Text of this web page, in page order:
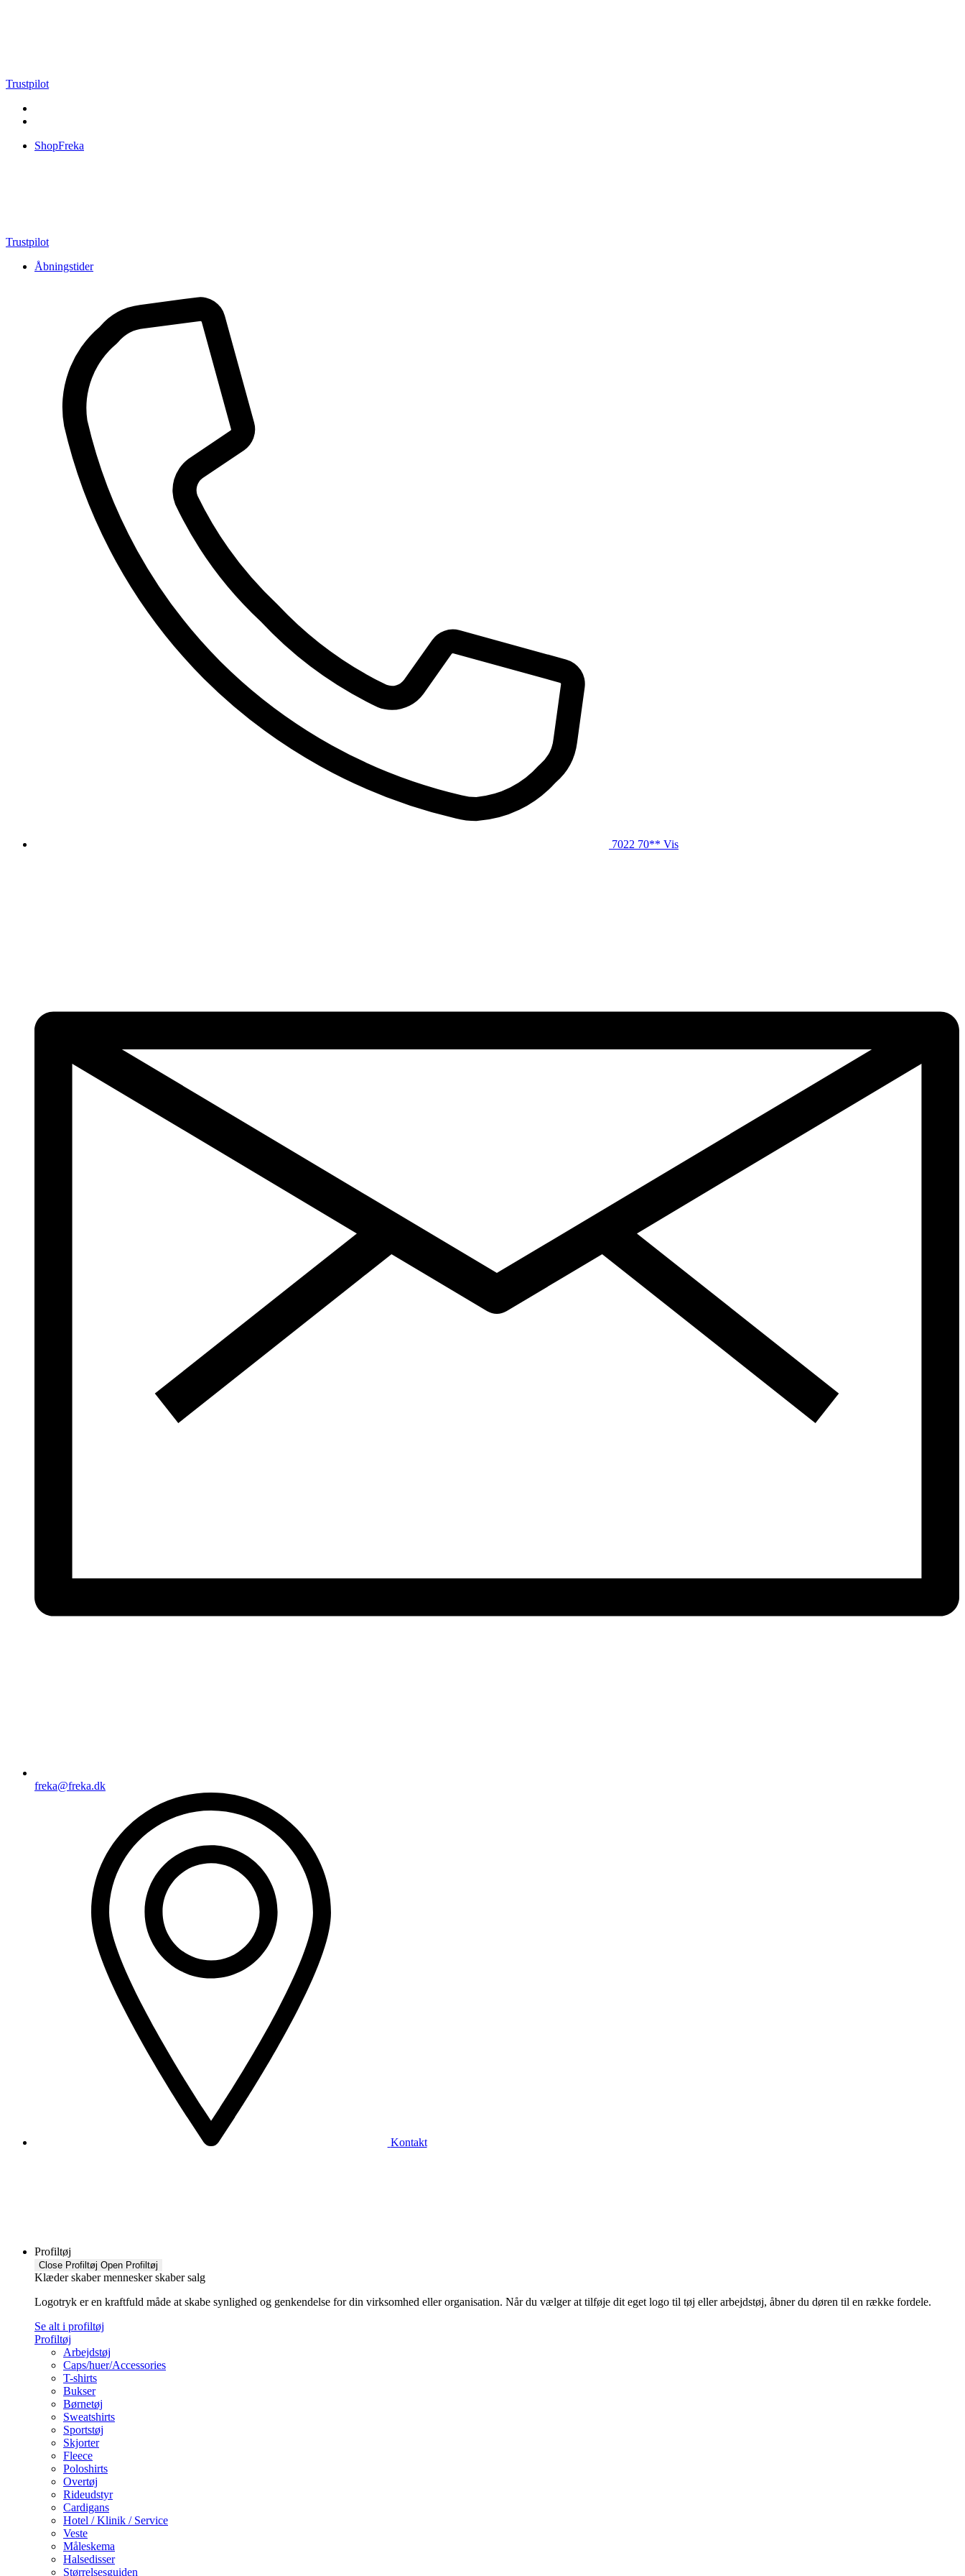
Trustpilot
ShopFreka
Trustpilot
Åbningstider
7022 70** Vis
freka@freka.dk
Kontakt
Profiltøj
Close Profiltøj Open Profiltøj
Klæder skaber mennesker skaber salg
Logotryk er en kraftfuld måde at skabe synlighed og genkendelse for din virksomhed eller organisation. Når du vælger at tilføje dit eget logo til tøj eller arbejdstøj, åbner du døren til en række fordele.
Se alt i profiltøj
Profiltøj
Arbejdstøj
Caps/huer/Accessories
T-shirts
Bukser
Børnetøj
Sweatshirts
Sportstøj
Skjorter
Fleece
Poloshirts
Overtøj
Rideudstyr
Cardigans
Hotel / Klinik / Service
Veste
Måleskema
Halsedisser
Størrelsesguiden